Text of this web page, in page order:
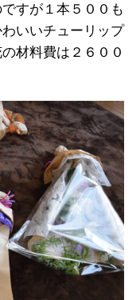
すが１本５００も
いいチューリップ
材料費は２６００